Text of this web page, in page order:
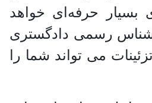
بسیار حرفه‌ای خواهد
رسمی دادگستری
می تواند شما را